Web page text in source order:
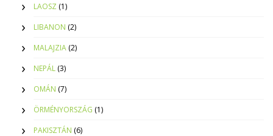
LAOSZ (1)
LIBANON (2)
MALAJZIA (2)
NEPÁL (3)
OMÁN (7)
ÖRMÉNYORSZÁG (1)
PAKISZTÁN (6)